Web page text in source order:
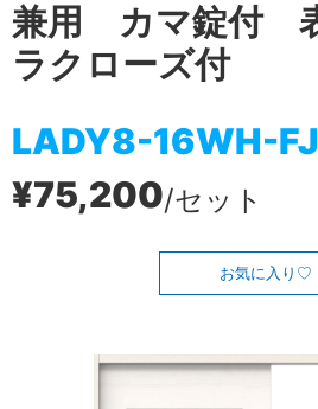
兼用 カマ錠付
ラクローズ付
LADY8-16WH-
¥75,200/セット
お気に入り